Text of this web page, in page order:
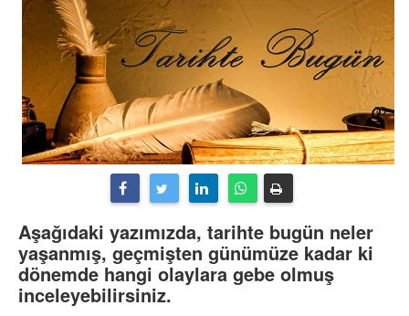
Aşağıdaki yazımızda, tarihte bugün neler
yaşanmış, geçmişten günümüze kadar ki
dönemde hangi olaylara gebe olmuş
inceleyebilirsiniz.